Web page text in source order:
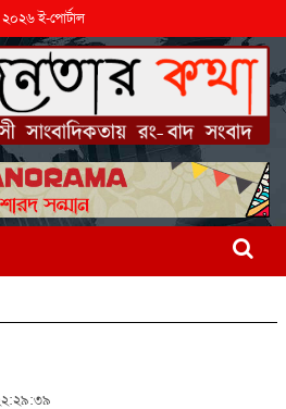
ই-পোর্টাল